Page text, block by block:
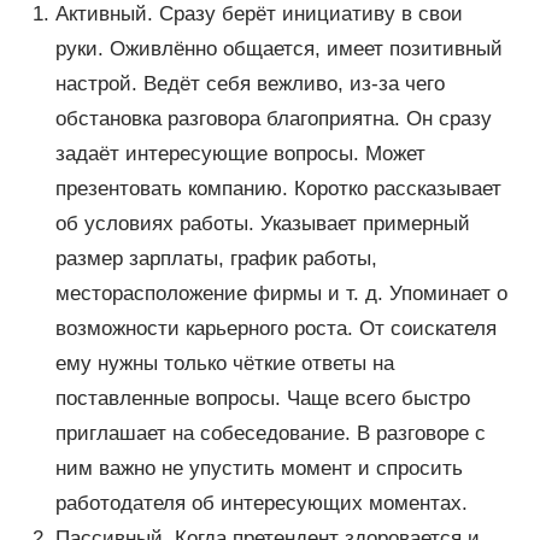
Активный. Сразу берёт инициативу в свои
руки. Оживлённо общается, имеет позитивный
настрой. Ведёт себя вежливо, из-за чего
обстановка разговора благоприятна. Он сразу
задаёт интересующие вопросы. Может
презентовать компанию. Коротко рассказывает
об условиях работы. Указывает примерный
размер зарплаты, график работы,
месторасположение фирмы и т. д. Упоминает о
возможности карьерного роста. От соискателя
ему нужны только чёткие ответы на
поставленные вопросы. Чаще всего быстро
приглашает на собеседование. В разговоре с
ним важно не упустить момент и спросить
работодателя об интересующих моментах.